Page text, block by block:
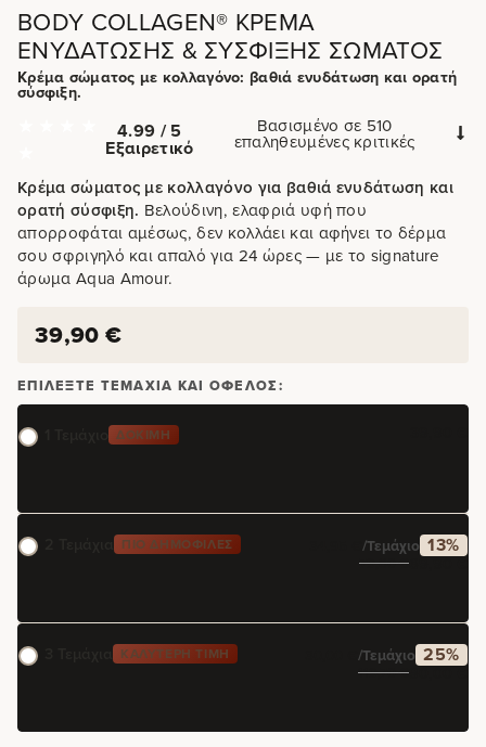
BODY COLLAGEN® ΚΡΈΜΑ
ΕΝΥΔΆΤΩΣΗΣ & ΣΎΣΦΙΞΗΣ ΣΏΜΑΤΟΣ
Κρέμα σώματος με κολλαγόνο: βαθιά ενυδάτωση και ορατή
σύσφιξη.
4.99 / 5
Εξαιρετικό
Βασισμένο σε 510
επαληθευμένες κριτικές
Κρέμα σώματος με κολλαγόνο για βαθιά ενυδάτωση και
ορατή σύσφιξη. Βελούδινη, ελαφριά υφή που
απορροφάται αμέσως, δεν κολλάει και αφήνει το δέρμα
σου σφριγηλό και απαλό για 24 ώρες — με το signature
άρωμα Aqua Amour.
39,90 €
ΕΠΙΛΈΞΤΕ ΤΕΜΆΧΙΑ ΚΑΙ ΌΦΕΛΟΣ:
ΔΟΚΙΜΉ
ΠΙΟ ΔΗΜΟΦΙΛΈΣ €/τεμάχιο 13%
79,80€69,90€
ΚΑΛΎΤΕΡΗ ΤΙΜΉ €/τεμάχιο 25%
119,70€90,00€